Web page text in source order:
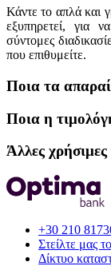
Κάντε το απλά και
εξυπηρετεί, για
σύντομες
που επιθυμείτε.
Ποια τα
Ποια η
Άλλες
+30 210
Στείλτε μας
Δίκτυο